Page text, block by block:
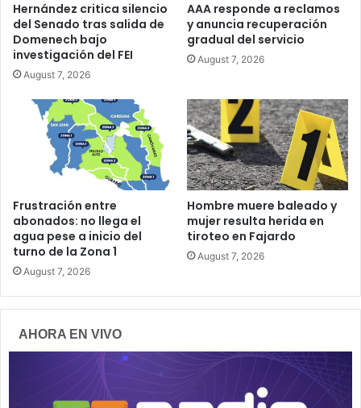
Hernández critica silencio
del Senado tras salida de
Domenech bajo
investigación del FEI
August 7, 2026
AAA responde a reclamos
y anuncia recuperación
gradual del servicio
August 7, 2026
Frustración entre
abonados: no llega el
agua pese a inicio del
turno de la Zona 1
August 7, 2026
Hombre muere baleado y
mujer resulta herida en
tiroteo en Fajardo
August 7, 2026
AHORA EN VIVO